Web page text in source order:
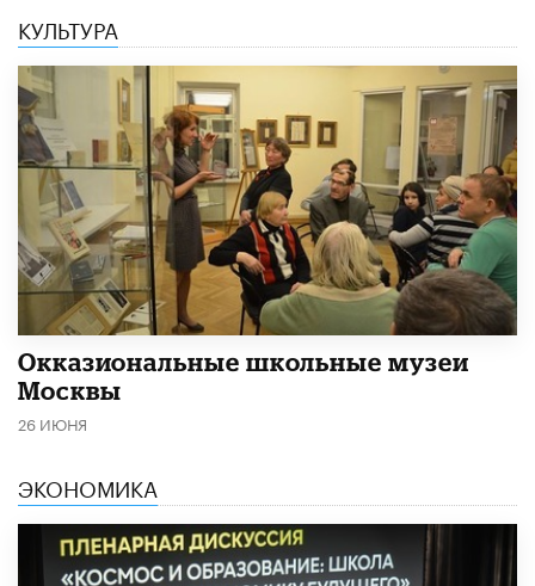
КУЛЬТУРА
​Окказиональные школьные музеи
Москвы
26 ИЮНЯ
ЭКОНОМИКА